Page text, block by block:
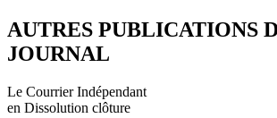
AUTRES PUBLICATIONS
JOURNAL
Le Courrier Indépendant
en Dissolution clôture